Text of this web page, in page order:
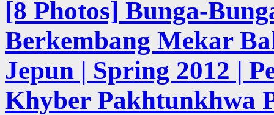
[8 Photos] Bunga-
Berkembang Mekar
Jepun | Spring 2012 |
Khyber Pakhtunkhwa